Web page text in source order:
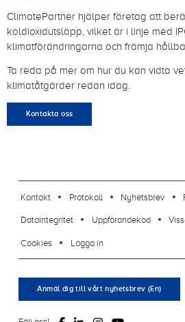
ClimatePartner hjälper företag att
koldioxidutsläpp, vilket är i linje med
klimatförändringarna och främja
Ta reda på mer om hur du kan vidta
klimatåtgärder redan idag.
Kontakta oss
Kontakt Protokoll Nyhetsbrev
Dataintegritet
Uppförandekod
Cookies
Logga in
Anmäl dig till vårt nyhetsbrev (En)